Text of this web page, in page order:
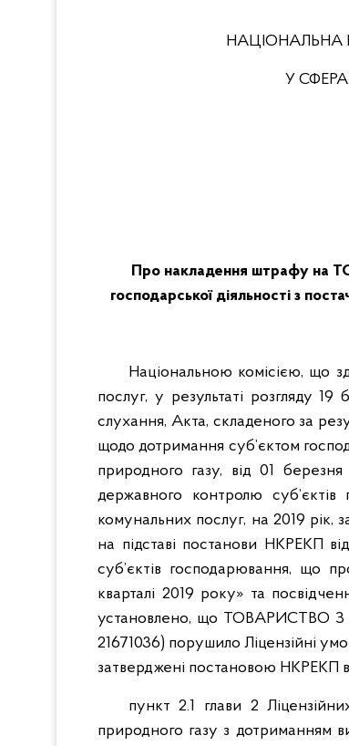
НАЦІОНАЛЬНА
У
Про накладення штрафу на
господарської діяльності з
Національною комісією, що
послуг, у результаті розгляду
слухання, Акта, складеного за
щодо дотримання суб’єктом
природного газу, від 01
державного контролю
комунальних послуг, на 2019
на підставі постанови НКРЕКП
суб’єктів господарювання, що
кварталі 2019 року» та
установлено, що
21671036) порушило Ліцензійні
затверджені постановою НКРЕКП
пункт 2.1 глави 2
природного газу з дотриманням